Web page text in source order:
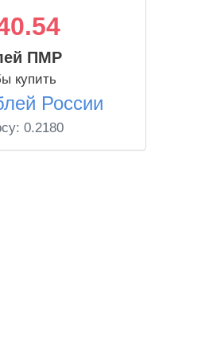
ПМР
купить
России
0.2180